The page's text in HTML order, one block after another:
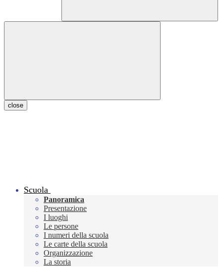
close
Scuola
Panoramica
Presentazione
I luoghi
Le persone
I numeri della scuola
Le carte della scuola
Organizzazione
La storia